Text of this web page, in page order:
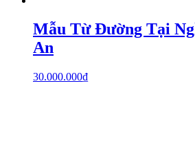
Mẫu Từ Đường Tại
An
30.000.000₫